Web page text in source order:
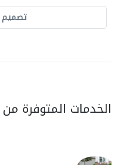
تصميم
الخدمات المتوفرة